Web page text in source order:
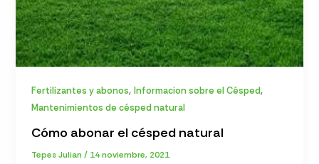
Fertilizantes y abonos,Informacion sobre el Césped,
Mantenimientos de césped natural
Cómo abonar el césped natural
Tepes Julian/ 14 noviembre, 2021